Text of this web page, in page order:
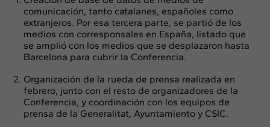
comunicación, tanto catalanes, españoles como
extranjeros. Por esa tercera parte, se partió de los
medios con corresponsales en España, listado que
se amplió con los medios que se desplazaron hasta
Barcelona para cubrir la Conferencia.
Organización de la rueda de prensa realizada en
febrero, junto con el resto de organizadores de la
Conferencia, y coordinación con los equipos de
prensa de la Generalitat, Ayuntamiento y CSIC.